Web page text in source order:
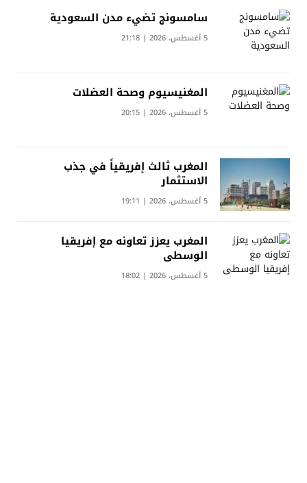
سامسونج تضيء مدن السعودية
5 أغسطس، 2026 | 21:18
المغنيسيوم وصحة العضلات
5 أغسطس، 2026 | 20:15
المغرب ثالث إفريقياً في جذب
الاستثمار
5 أغسطس، 2026 | 19:11
المغرب يعزز تعاونه مع إفريقيا
الوسطى
5 أغسطس، 2026 | 18:02